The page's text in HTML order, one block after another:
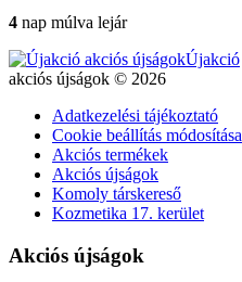
4 nap múlva lejár
Újakció
akciós újságok © 2026
Adatkezelési tájékoztató
Cookie beállítás módosítása
Akciós termékek
Akciós újságok
Komoly társkereső
Kozmetika 17. kerület
Akciós újságok